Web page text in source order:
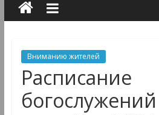
Вниманию жителей
Расписание